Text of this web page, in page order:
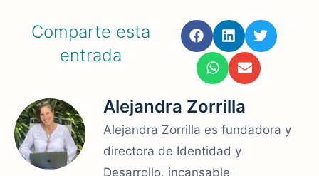
Comparte esta
entrada
Alejandra Zorrilla
Alejandra Zorrilla es fundadora y
directora de Identidad y
Desarrollo, incansable